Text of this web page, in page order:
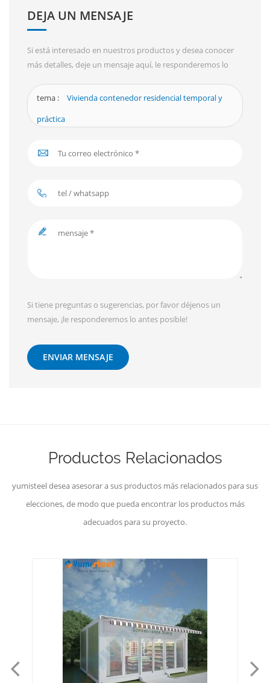
DEJA UN MENSAJE
Si está interesado en nuestros productos y desea conocer
más detalles, deje un mensaje aquí, le responderemos lo
tema :
Vivienda contenedor residencial temporal y
práctica
Si tiene preguntas o sugerencias, por favor déjenos un
mensaje, ¡le responderemos lo antes posible!
ENVIAR MENSAJE
Productos Relacionados
yumisteel desea asesorar a sus productos más relacionados para sus
elecciones, de modo que pueda encontrar los productos más
adecuados para su proyecto.